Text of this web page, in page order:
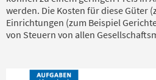
werden. Die Kosten für diese Güter
Einrichtungen (zum Beispiel
von Steuern von allen